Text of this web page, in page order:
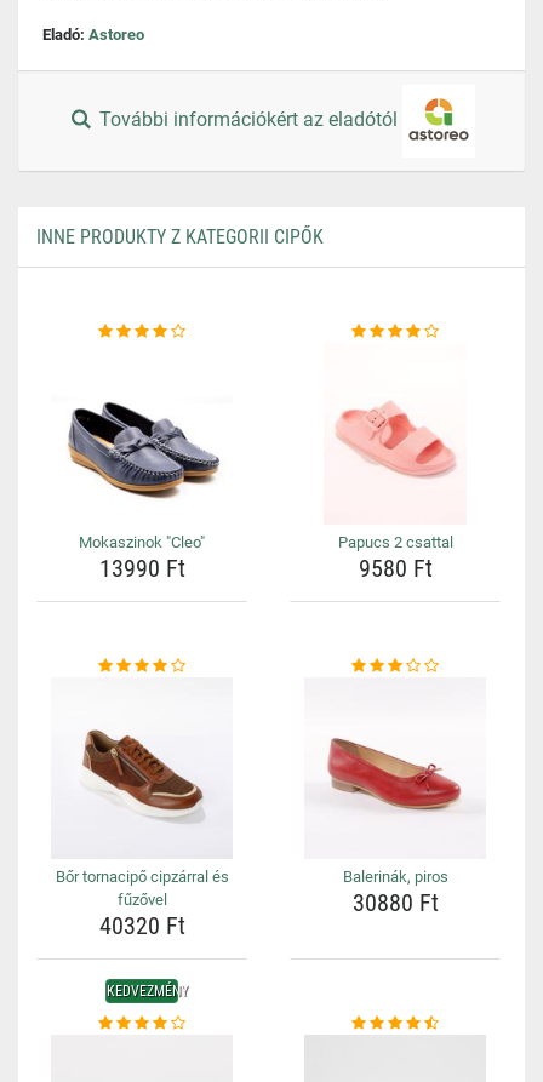
Eladó: Astoreo
További információkért az eladótól
INNE PRODUKTY Z KATEGORII CIPŐK
Mokaszinok "Cleo"
13990 Ft
Papucs 2 csattal
9580 Ft
Bőr tornacipő cipzárral és
fűzővel
40320 Ft
Balerinák, piros
30880 Ft
KEDVEZMÉNY